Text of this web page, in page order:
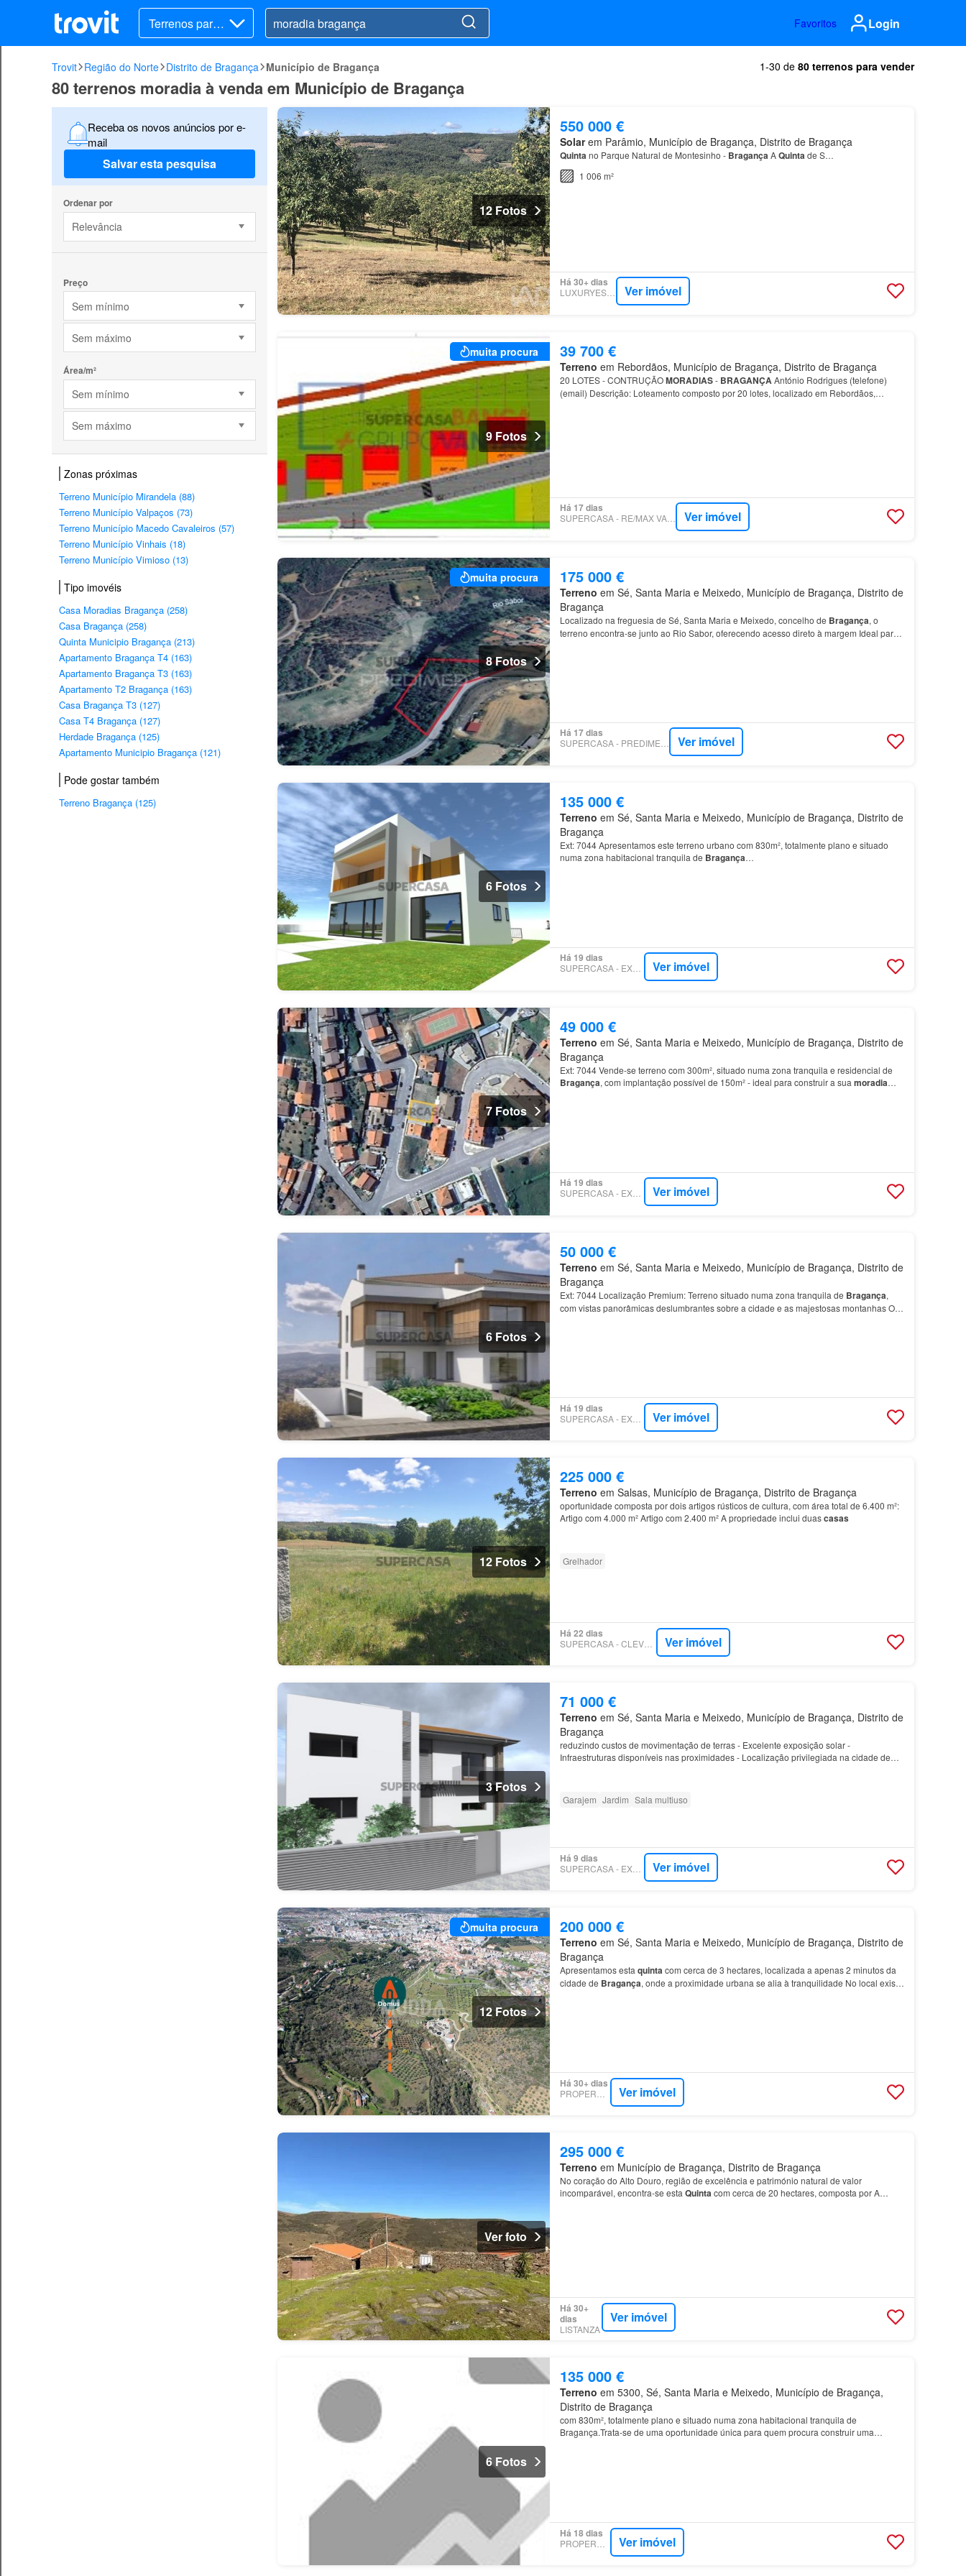
Terrenos para v
ender
Favoritos Login
Trovit Região do Norte Distrito de Bragança Município de Bragança 1-30 de 80 terrenos para vender
80 terrenos moradia à venda em Município de Bragança
Receba os novos anúncios por e-
mail
Salvar esta pesquisa
Ordenar por
Relevância
Preço
Sem mínimo
Sem máximo
Área/m²
Sem mínimo
Sem máximo
Zonas próximas
Terreno Município Mirandela (88)
Terreno Município Valpaços (73)
Terreno Município Macedo Cavaleiros (57)
Terreno Município Vinhais (18)
Terreno Município Vimioso (13)
Tipo imovéis
Casa Moradias Bragança (258)
Casa Bragança (258)
Quinta Municipio Bragança (213)
Apartamento Bragança T4 (163)
Apartamento Bragança T3 (163)
Apartamento T2 Bragança (163)
Casa Bragança T3 (127)
Casa T4 Bragança (127)
Herdade Bragança (125)
Apartamento Municipio Bragança (121)
Pode gostar também
Terreno Bragança (125)
12 Fotos
550 000 €
Solarem Parâmio, Município de Bragança, Distrito de Bragança
Quintano Parque Natural de Montesinho - BragançaAQuintade S…
1 006 m²
Há 30+ dias
LUXURYESTATE Ver imóvel
muita procura
9 Fotos
39 700 €
Terreno em Rebordãos, Município de Bragança, Distrito de Bragança
20 LOTES - CONTRUÇÃOMORADIAS- BRAGANÇAAntónio Rodrigues (telefone)
(email) Descrição: Loteamento composto por 20 lotes, localizado em Rebordãos,
Há 17 dias
SUPERCASA - RE/MAX VANTAGEM BANCA Ver imóvel
muita procura
8 Fotos
175 000 €
Terreno em Sé, Santa Maria e Meixedo, Município de Bragança, Distrito de
Bragança
Localizado na freguesia de Sé, Santa Maria e Meixedo, concelho de Bragança, o
terreno encontra-se junto ao Rio Sabor, oferecendo acesso direto à margem Ideal para:
Há 17 dias
Ver imóvel
6 Fotos
135 000 €
Terreno em Sé, Santa Maria e Meixedo, Município de Bragança, Distrito de
Bragança
Ext: 7044 Apresentamos este terreno urbano com 830m², totalmente plano e situado
numa zona habitacional tranquila de Bragança…
Há 19 dias
SUPERCASA - EXPERTIMO Ver imóvel
7 Fotos
49 000 €
Terreno em Sé, Santa Maria e Meixedo, Município de Bragança, Distrito de
Bragança
Ext: 7044 Vende-se terreno com 300m², situado numa zona tranquila e residencial de
Bragança, com implantação possível de 150m² - ideal para construir a sua moradia
Há 19 dias
SUPERCASA - EXPERTIMO Ver imóvel
6 Fotos
50 000 €
Terreno em Sé, Santa Maria e Meixedo, Município de Bragança, Distrito de
Bragança
Ext: 7044 Localização Premium: Terreno situado numa zona tranquila de Bragança,
com vistas panorâmicas deslumbrantes sobre a cidade e as majestosas montanhas O
Há 19 dias
SUPERCASA - EXPERTIMO Ver imóvel
12 Fotos
225 000 €
Terreno em Salsas, Município de Bragança, Distrito de Bragança
oportunidade composta por dois artigos rústicos de cultura, com área total de 6.400 m²:
Artigo com 4.000 m² Artigo com 2.400 m² A propriedade inclui duascasas
Grelhador
Há 22 dias
SUPERCASA - CLEVERCHANCE Ver imóvel
3 Fotos
71 000 €
Terreno em Sé, Santa Maria e Meixedo, Município de Bragança, Distrito de
Bragança
reduzindo custos de movimentação de terras - Excelente exposição solar -
Infraestruturas disponíveis nas proximidades - Localização privilegiada na cidade de
Garajem Jardim Sala multiuso
Há 9 dias
SUPERCASA - EXPERTIMO Ver imóvel
muita procura
12 Fotos
200 000 €
Terreno em Sé, Santa Maria e Meixedo, Município de Bragança, Distrito de
Bragança
Apresentamos esta quintacom cerca de 3 hectares, localizada a apenas 2 minutos da
cidade de Bragança, onde a proximidade urbana se alia à tranquilidade No local existe
Há 30+ dias
Ver imóvel
Ver foto
295 000 €
Terreno em Município de Bragança, Distrito de Bragança
No coração do Alto Douro, região de excelência e património natural de valor
incomparável, encontra-se esta Quintacom cerca de 20 hectares, composta por A
Há 30+
dias
LISTANZA
Ver imóvel
6 Fotos
135 000 €
Terreno em 5300, Sé, Santa Maria e Meixedo, Município de Bragança,
Distrito de Bragança
com 830m², totalmente plano e situado numa zona habitacional tranquila de
Bragança.Trata-se de uma oportunidade única para quem procura construir uma
Há 18 dias
Ver imóvel